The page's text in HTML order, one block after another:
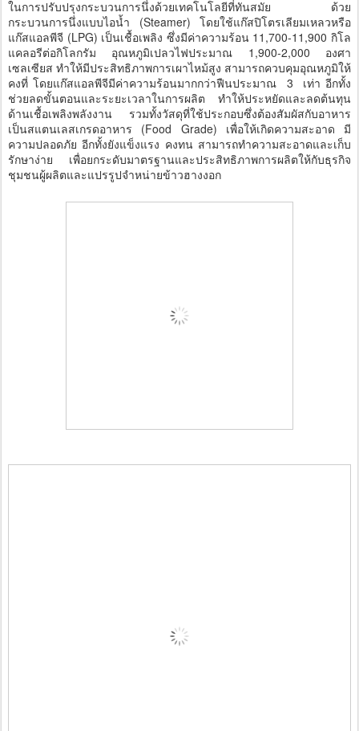
ในการปรับปรุงกระบวนการนึ่งด้วยเทคโนโลยีที่ทันสมัย ด้วย
กระบวนการนึ่งแบบไอน้ำ (Steamer) โดยใช้แก๊สปิโตรเลียมเหลวหรือ
แก๊สแอลพีจี (LPG) เป็นเชื้อเพลิง ซึ่งมีค่าความร้อน 11,700-11,900 กิโล
แคลอรีต่อกิโลกรัม อุณหภูมิเปลวไฟประมาณ 1,900-2,000 องศา
เซลเซียส ทำให้มีประสิทธิภาพการเผาไหม้สูง สามารถควบคุมอุณหภูมิให้
คงที่ โดยแก๊สแอลพีจีมีค่าความร้อนมากกว่าฟืนประมาณ 3 เท่า อีกทั้ง
ช่วยลดขั้นตอนและระยะเวลาในการผลิต ทำให้ประหยัดและลดต้นทุน
ด้านเชื้อเพลิงพลังงาน รวมทั้งวัสดุที่ใช้ประกอบซึ่งต้องสัมผัสกับอาหาร
เป็นสแตนเลสเกรดอาหาร (Food Grade) เพื่อให้เกิดความสะอาด มี
ความปลอดภัย อีกทั้งยังแข็งแรง คงทน สามารถทำความสะอาดและเก็บ
รักษาง่าย เพื่อยกระดับมาตรฐานและประสิทธิภาพการผลิตให้กับธุรกิจ
ชุมชนผู้ผลิตและแปรรูปจำหน่ายข้าวฮางงอก